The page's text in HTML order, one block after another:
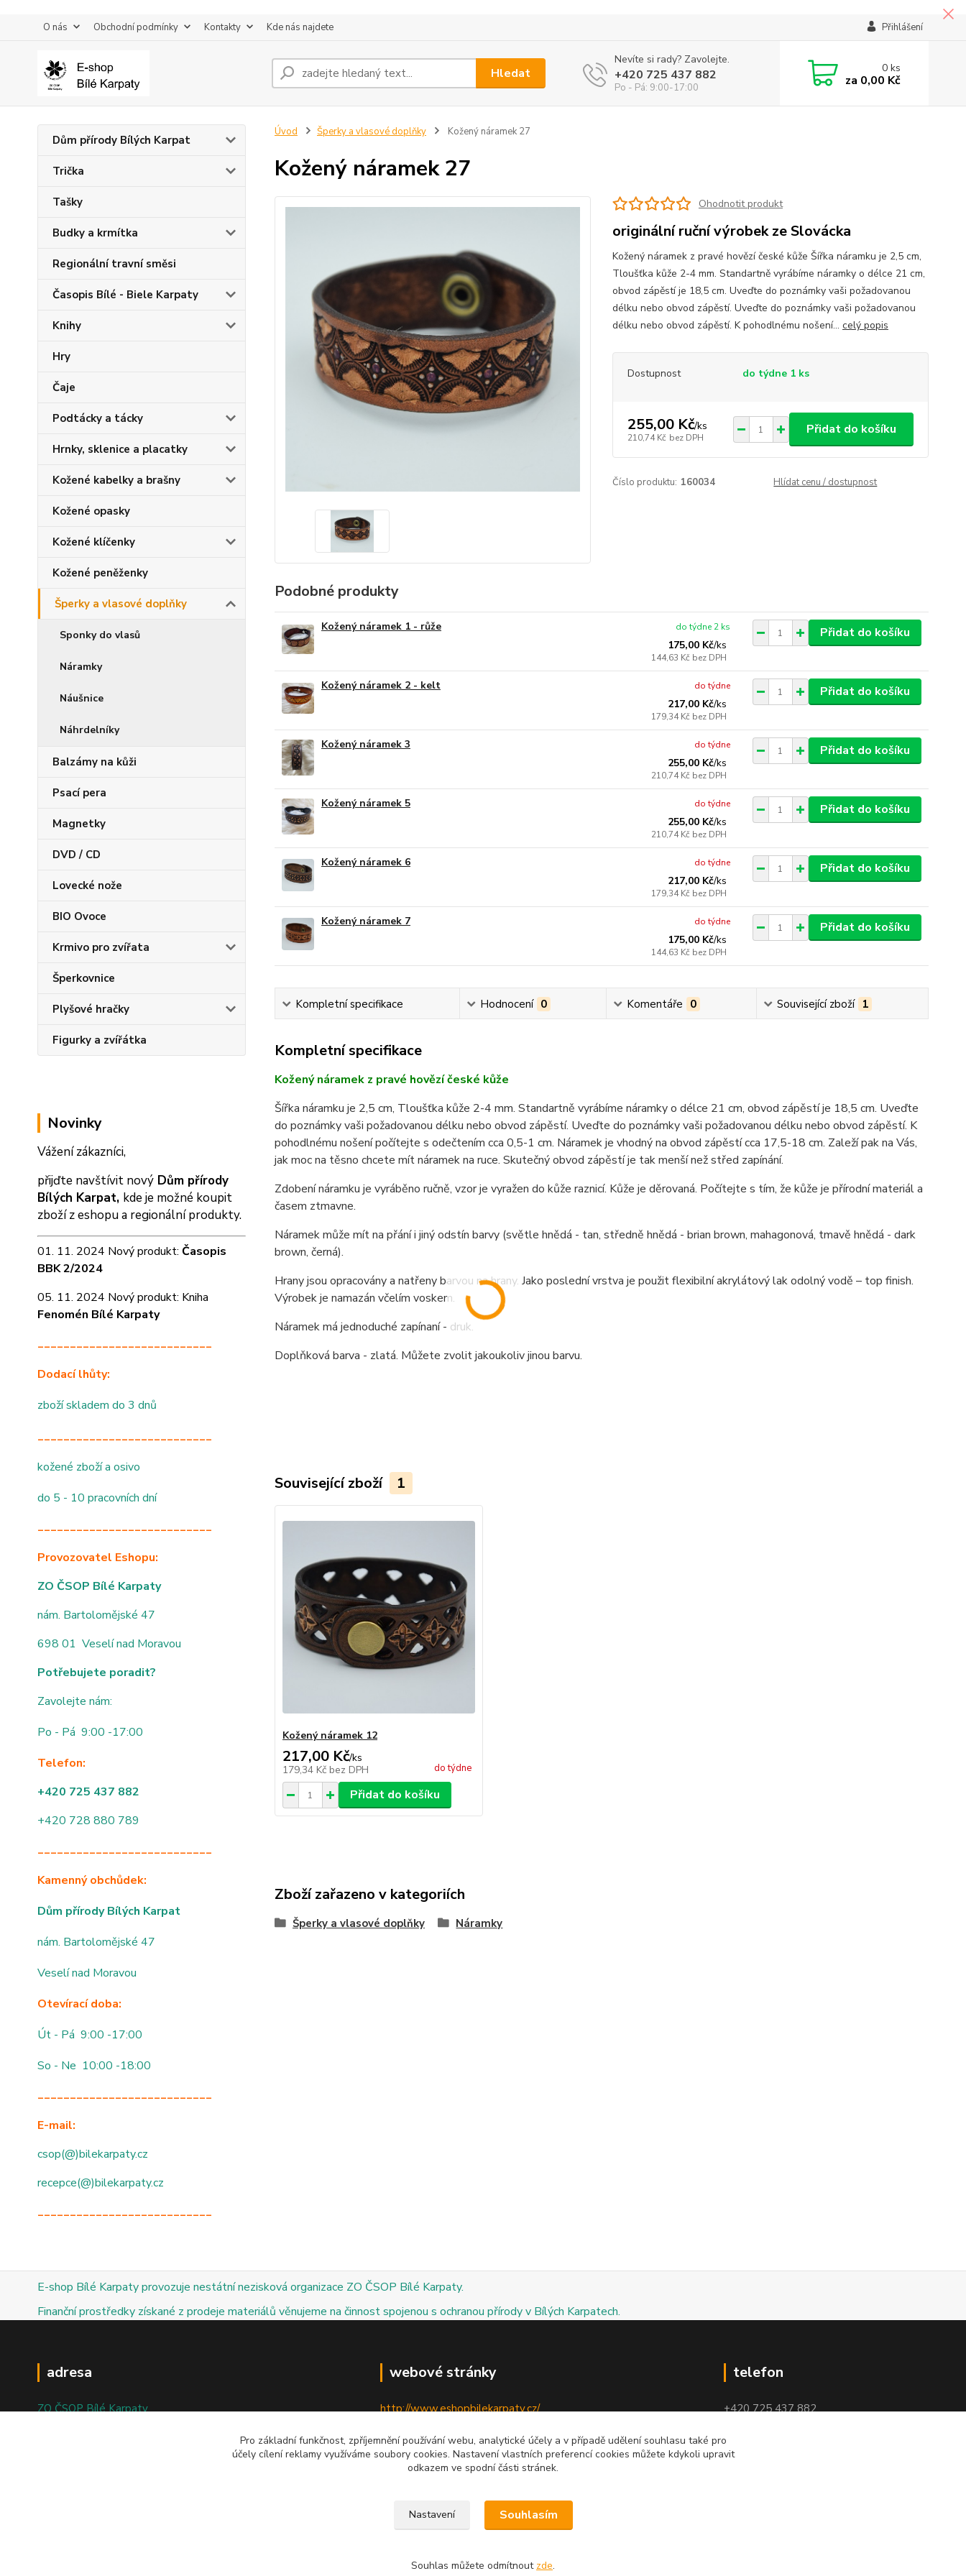
O nás Obchodní podmínky Kontakty Kde nás najdete Přihlášení
Hledat
Nevíte si rady? Zavolejte.
+420 725 437 882
Po - Pá: 9:00-17:00
0ks
za 0,00 Kč
Dům přírody Bílých Karpat
Trička
Tašky
Budky a krmítka
Regionální travní směsi
Časopis Bílé - Biele Karpaty
Knihy
Hry
Čaje
Podtácky a tácky
Hrnky, sklenice a placatky
Kožené kabelky a brašny
Kožené opasky
Kožené klíčenky
Kožené peněženky
Šperky a vlasové doplňky
Sponky do vlasů
Náramky
Náušnice
Náhrdelníky
Balzámy na kůži
Psací pera
Magnetky
DVD / CD
Lovecké nože
BIO Ovoce
Krmivo pro zvířata
Šperkovnice
Plyšové hračky
Figurky a zvířátka
Novinky
Vážení zákazníci,
přijďte navštívit nový Dům přírody
Bílých Karpat, kde je možné koupit
zboží z eshopu a regionální produkty.
01. 11. 2024 Nový produkt: Časopis
BBK 2/2024
05. 11. 2024 Nový produkt: Kniha
Fenomén Bílé Karpaty
___________________________
Dodací lhůty:
zboží skladem do 3 dnů
___________________________
kožené zboží a osivo
do 5 - 10 pracovních dní
___________________________
Provozovatel Eshopu:
ZO ČSOP Bílé Karpaty
nám. Bartolomějské 47
698 01 Veselí nad Moravou
Potřebujete poradit?
Zavolejte nám:
Po - Pá 9:00 -17:00
Telefon:
+420 725 437 882
+420 728 880 789
___________________________
Kamenný obchůdek:
Dům přírody Bílých Karpat
nám. Bartolomějské 47
Veselí nad Moravou
Otevírací doba:
Út - Pá 9:00 -17:00
So - Ne 10:00 -18:00
___________________________
E-mail:
csop(@)bilekarpaty.cz
recepce(@)bilekarpaty.cz
___________________________
Úvod Šperky a vlasové doplňky Kožený náramek 27
Kožený náramek 27
Ohodnotit produkt
originální ruční výrobek ze Slovácka
Kožený náramek z pravé hovězí české kůže Šířka náramku je 2,5 cm,
Tloušťka kůže 2-4 mm. Standartně vyrábíme náramky o délce 21 cm,
obvod zápěstí je 18,5 cm. Uveďte do poznámky vaši požadovanou
délku nebo obvod zápěstí. Uveďte do poznámky vaši požadovanou
délku nebo obvod zápěstí. K pohodlnému nošení... celý popis
Dostupnost do týdne 1 ks
255,00 Kč/ks
210,74 Kč bez DPH
Přidat do košíku
Číslo produktu: 160034 Hlídat cenu / dostupnost
Podobné produkty
Kožený náramek 1 - růže
175,00 Kč/ks
144,63 Kč bez DPH
do týdne 2 ks Přidat do košíku
Kožený náramek 2 - kelt
217,00 Kč/ks
179,34 Kč bez DPH
do týdne Přidat do košíku
Kožený náramek 3
255,00 Kč/ks
210,74 Kč bez DPH
do týdne Přidat do košíku
Kožený náramek 5
255,00 Kč/ks
210,74 Kč bez DPH
do týdne Přidat do košíku
Kožený náramek 6
217,00 Kč/ks
179,34 Kč bez DPH
do týdne Přidat do košíku
Kožený náramek 7
175,00 Kč/ks
144,63 Kč bez DPH
do týdne Přidat do košíku
Kompletní specifikace Hodnocení 0 Komentáře 0 Související zboží 1
Kompletní specifikace
Kožený náramek z pravé hovězí české kůže
Šířka náramku je 2,5 cm, Tloušťka kůže 2-4 mm. Standartně vyrábíme náramky o délce 21 cm, obvod zápěstí je 18,5 cm. Uveďte
do poznámky vaši požadovanou délku nebo obvod zápěstí. Uveďte do poznámky vaši požadovanou délku nebo obvod zápěstí. K
pohodlnému nošení počítejte s odečtením cca 0,5-1 cm. Náramek je vhodný na obvod zápěstí cca 17,5-18 cm. Zaleží pak na Vás,
jak moc na těsno chcete mít náramek na ruce. Skutečný obvod zápěstí je tak menší než střed zapínání.
Zdobení náramku je vyráběno ručně, vzor je vyražen do kůže raznicí. Kůže je děrovaná. Počítejte s tím, že kůže je přírodní materiál a
časem ztmavne.
Náramek může mít na přání i jiný odstín barvy (světle hnědá - tan, středně hnědá - brian brown, mahagonová, tmavě hnědá - dark
brown, černá).
Hrany jsou opracovány a natřeny barvou na hrany. Jako poslední vrstva je použit flexibilní akrylátový lak odolný vodě – top finish.
Výrobek je namazán včelím voskem.
Náramek má jednoduché zapínaní - druk.
Doplňková barva - zlatá. Můžete zvolit jakoukoliv jinou barvu.
Související zboží 1
Kožený náramek 12
217,00 Kč/ks
179,34 Kč bez DPH do týdne
Přidat do košíku
Zboží zařazeno v kategoriích
Šperky a vlasové doplňky Náramky
E-shop Bílé Karpaty provozuje nestátní nezisková organizace ZO ČSOP Bílé Karpaty.
Finanční prostředky získané z prodeje materiálů věnujeme na činnost spojenou s ochranou přírody v Bílých Karpatech.
adresa
ZO ČSOP Bílé Karpaty
webové stránky
http://www.eshopbilekarpaty.cz/
http://csop.bilekarpaty.cz/
http://www.dumprirody.cz/bilekarpaty
telefon
+420 725 437 882
+420 727 880 789
Pro základní funkčnost, zpříjemnění používání webu, analytické účely a v případě udělení souhlasu také pro
účely cílení reklamy využíváme soubory cookies. Nastavení vlastních preferencí cookies můžete kdykoli upravit
odkazem ve spodní části stránek.
Nastavení Souhlasím
Souhlas můžete odmítnout zde.